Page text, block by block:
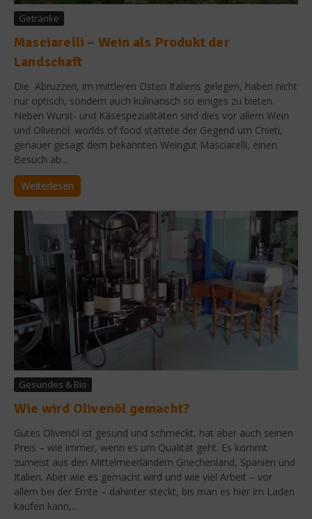
Getränke
Masciarelli – Wein als Produkt der
Landschaft
Die Abruzzen, im mittleren Osten Italiens gelegen, haben nicht
nur optisch, sondern auch kulinarisch so einiges zu bieten.
Neben Wurst- und Käsespezialitäten sind dies vor allem Wein
und Olivenöl. worlds of food stattete der Gegend um Chieti,
genauer gesagt dem bekannten Weingut Masciarelli, einen
Besuch ab....
Weiterlesen
Gesundes & Bio
Wie wird Olivenöl gemacht?
Gutes Olivenöl ist gesund und schmeckt, hat aber auch seinen
Preis – wie immer, wenn es um Qualität geht. Es kommt
zumeist aus den Mittelmeerländern Griechenland, Spanien und
Italien. Aber wie es gemacht wird und wie viel Arbeit – vor
allem bei der Ernte – dahinter steckt, bis man es hier im Laden
kaufen kann,...